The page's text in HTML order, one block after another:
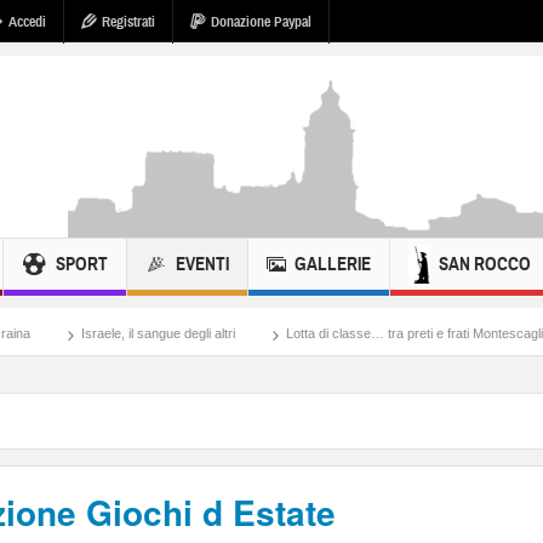
Accedi Registrati Donazione Paypal
SPORT EVENTI GALLERIE SAN ROCCO
degli altri Lotta di classe… tra preti e frati Montescaglioso Tonache,
Giochi d Estate